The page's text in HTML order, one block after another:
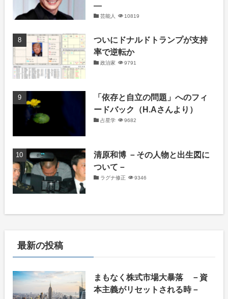
―
芸能人 10819
ついにドナルドトランプが支持
率で逆転か
政治家 9791
「依存と自立の問題」へのフィ
ードバック（H.Aさんより）
占星学 9682
清原和博 －その人物と出生図に
ついて－
ラグナ修正 9346
最新の投稿
まもなく株式市場大暴落 －資
本主義がリセットされる時－